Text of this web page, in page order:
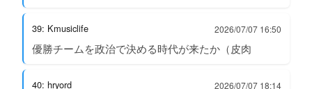
39: Kmusiclife 2026/07/07 16:50
優勝チームを政治で決める時代が来たか（皮肉
40: hryord 2026/07/07 18:14